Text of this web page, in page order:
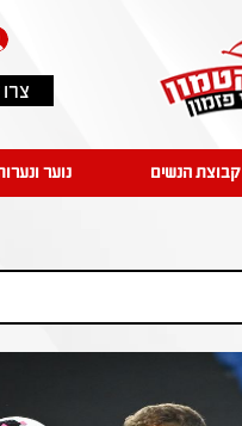
קבוצת הנשים נוער